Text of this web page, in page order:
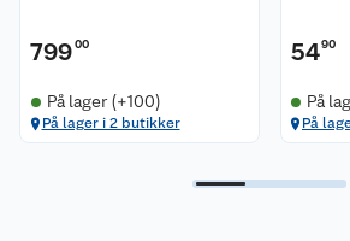
79900
På lager (+100)
På lager i 2 butikker
5490
På
På